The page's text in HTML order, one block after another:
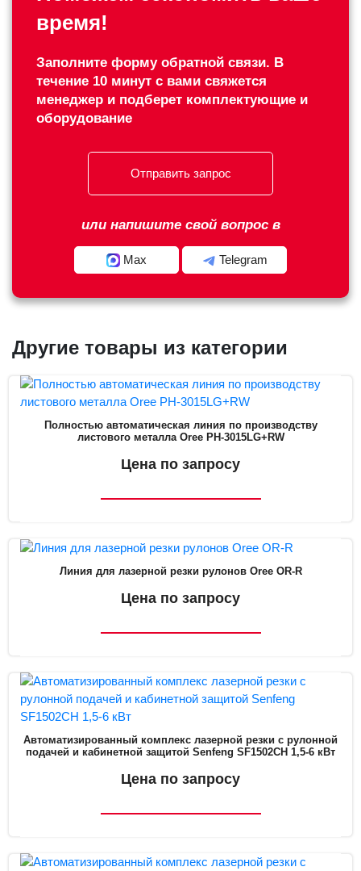
время!
Заполните форму обратной связи. В
течение 10 минут с вами свяжется
менеджер и подберет комплектующие и
оборудование
Отправить запрос
или напишите свой вопрос в
Max Telegram
Другие товары из категории
Полностью автоматическая линия по производству
листового металла Oree PH-3015LG+RW
Цена по запросу
Линия для лазерной резки рулонов Oree OR-R
Цена по запросу
Автоматизированный комплекс лазерной резки с рулонной
подачей и кабинетной защитой Senfeng SF1502CH 1,5-6 кВт
Цена по запросу